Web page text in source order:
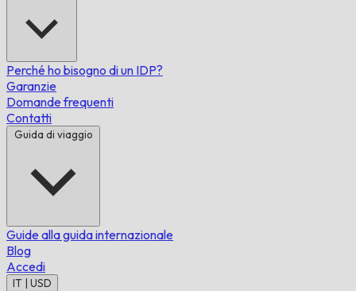
Perché ho bisogno di un IDP?
Garanzie
Domande frequenti
Contatti
Guida di viaggio
Guide alla guida internazionale
Blog
Accedi
IT | USD